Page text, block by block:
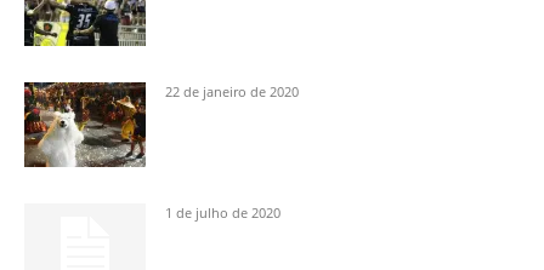
22 de janeiro de 2020
1 de julho de 2020